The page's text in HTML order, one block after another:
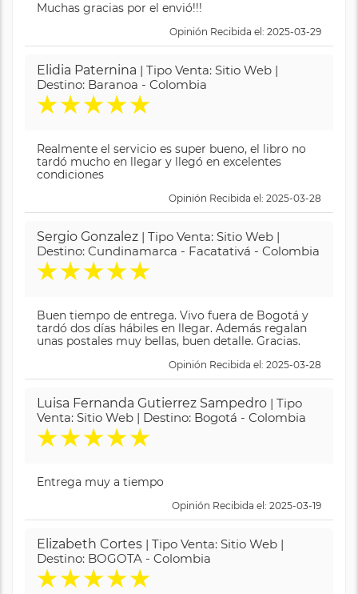
Muchas gracias por el envió!!!
Opinión Recibida el: 2025-03-29
Elidia Paternina | Tipo Venta: Sitio Web |
Destino: Baranoa - Colombia
★★★★★
Realmente el servicio es super bueno, el libro no
tardó mucho en llegar y llegó en excelentes
condiciones
Opinión Recibida el: 2025-03-28
Sergio Gonzalez | Tipo Venta: Sitio Web |
Destino: Cundinamarca - Facatativá - Colombia
★★★★★
Buen tiempo de entrega. Vivo fuera de Bogotá y
tardó dos días hábiles en llegar. Además regalan
unas postales muy bellas, buen detalle. Gracias.
Opinión Recibida el: 2025-03-28
Luisa Fernanda Gutierrez Sampedro | Tipo
Venta: Sitio Web | Destino: Bogotá - Colombia
★★★★★
Entrega muy a tiempo
Opinión Recibida el: 2025-03-19
Elizabeth Cortes | Tipo Venta: Sitio Web |
Destino: BOGOTA - Colombia
★★★★★